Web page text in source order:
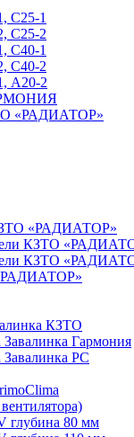
С25-1
С25-2
С40-1
С40-2
А20-2
«РАДИАТОР»
«РАДИАТОР»
КЗТО
КЗТО
КЗТО
Завалинка Гармония
Завалинка РС
глубина 80 мм